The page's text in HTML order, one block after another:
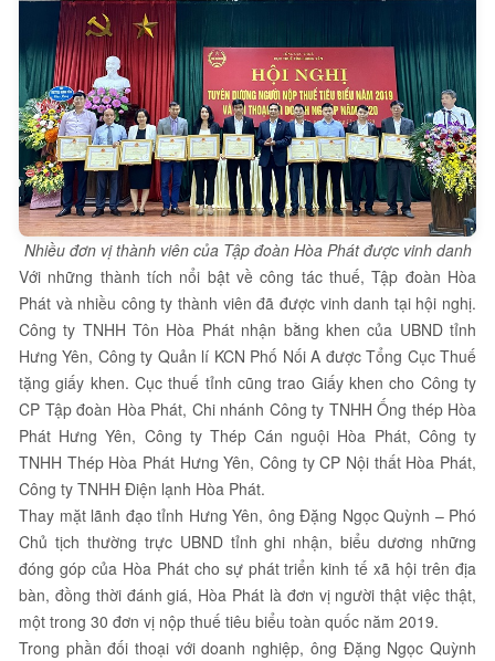
Nhiều đơn vị thành viên của Tập đoàn Hòa Phát được vinh danh
Với những thành tích nổi bật về công tác thuế, Tập đoàn Hòa
Phát và nhiều công ty thành viên đã được vinh danh tại hội nghị.
Công ty TNHH Tôn Hòa Phát nhận bằng khen của UBND tỉnh
Hưng Yên, Công ty Quản lí KCN Phố Nối A được Tổng Cục Thuế
tặng giấy khen. Cục thuế tỉnh cũng trao Giấy khen cho Công ty
CP Tập đoàn Hòa Phát, Chi nhánh Công ty TNHH Ống thép Hòa
Phát Hưng Yên, Công ty Thép Cán nguội Hòa Phát, Công ty
TNHH Thép Hòa Phát Hưng Yên, Công ty CP Nội thất Hòa Phát,
Công ty TNHH Điện lạnh Hòa Phát.
Thay mặt lãnh đạo tỉnh Hưng Yên, ông Đặng Ngọc Quỳnh – Phó
Chủ tịch thường trực UBND tỉnh ghi nhận, biểu dương những
đóng góp của Hòa Phát cho sự phát triển kinh tế xã hội trên địa
bàn, đồng thời đánh giá, Hòa Phát là đơn vị người thật việc thật,
một trong 30 đơn vị nộp thuế tiêu biểu toàn quốc năm 2019.
Trong phần đối thoại với doanh nghiệp, ông Đặng Ngọc Quỳnh